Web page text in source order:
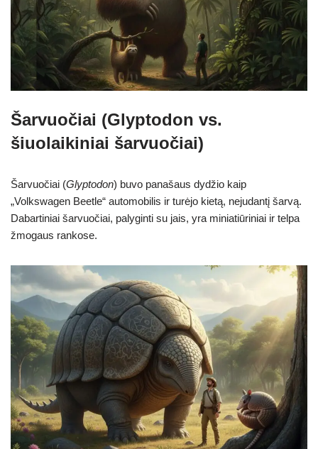
Šarvuočiai (Glyptodon vs.
šiuolaikiniai šarvuočiai)
Šarvuočiai (Glyptodon) buvo panašaus dydžio kaip
„Volkswagen Beetle“ automobilis ir turėjo kietą, nejudantį šarvą.
Dabartiniai šarvuočiai, palyginti su jais, yra miniatiūriniai ir telpa
žmogaus rankose.